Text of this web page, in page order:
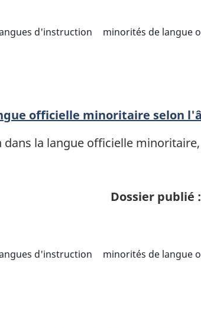
d'instruction minorités de langue
officielle minoritaire selon
la langue officielle
Dossier publié :
d'instruction minorités de langue